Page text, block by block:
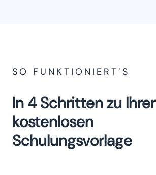
SO FUNKTIONIERT’S
In 4 Schritten zu Ihrer
kostenlosen
Schulungsvorlage